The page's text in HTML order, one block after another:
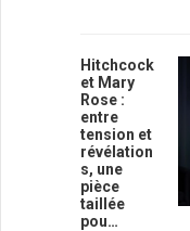
Hitchcock
et Mary
Rose :
entre
tension et
révélation
s, une
pièce
taillée
pou…